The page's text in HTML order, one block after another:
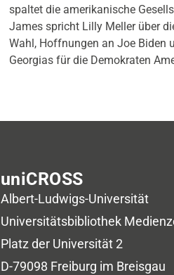
spaltet die amerikanische
James spricht Lilly Meller über
Wahl, Hoffnungen an Joe Biden
Georgias für die Demokraten
uniCROSS
Albert-Ludwigs-Universität
Universitätsbibliothek
Platz der Universität 2
D-79098 Freiburg im Breisgau